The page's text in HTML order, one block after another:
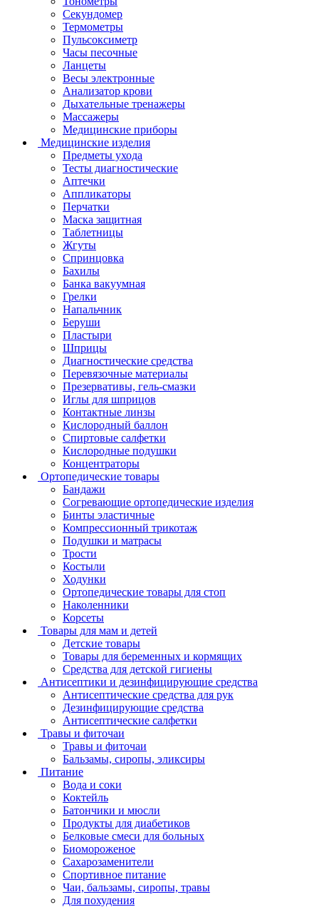
Секундомер
Термометры
Пульсоксиметр
Часы песочные
Ланцеты
Весы электронные
Анализатор крови
Дыхательные тренажеры
Массажеры
Медицинские приборы
Медицинские изделия
Предметы ухода
Тесты диагностические
Аптечки
Аппликаторы
Перчатки
Маска защитная
Таблетницы
Жгуты
Спринцовка
Бахилы
Банка вакуумная
Грелки
Напальчник
Беруши
Пластыри
Шприцы
Диагностические средства
Перевязочные материалы
Презервативы, гель-смазки
Иглы для шприцов
Контактные линзы
Кислородный баллон
Спиртовые салфетки
Кислородные подушки
Концентраторы
Ортопедические товары
Бандажи
Согревающие ортопедические изделия
Бинты эластичные
Компрессионный трикотаж
Подушки и матрасы
Трости
Костыли
Ходунки
Ортопедические товары для стоп
Наколенники
Корсеты
Товары для мам и детей
Детские товары
Товары для беременных и кормящих
Средства для детской гигиены
Антисептики и дезинфицирующие средства
Антисептические средства для рук
Дезинфицирующие средства
Антисептические салфетки
Травы и фиточаи
Травы и фиточаи
Бальзамы, сиропы, эликсиры
Питание
Вода и соки
Коктейль
Батончики и мюсли
Продукты для диабетиков
Белковые смеси для больных
Биомороженое
Сахарозаменители
Спортивное питание
Чаи, бальзамы, сиропы, травы
Для похудения